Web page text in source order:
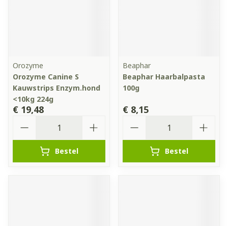
Orozyme
Orozyme Canine S
Kauwstrips Enzym.hond
<10kg 224g
€ 19,48
Bestel
Beaphar
Beaphar Haarbalpasta
100g
€ 8,15
Bestel